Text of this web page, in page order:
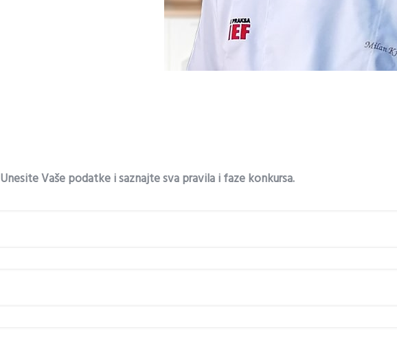
Unesite Vaše podatke i saznajte sva pravila i faze konkursa.